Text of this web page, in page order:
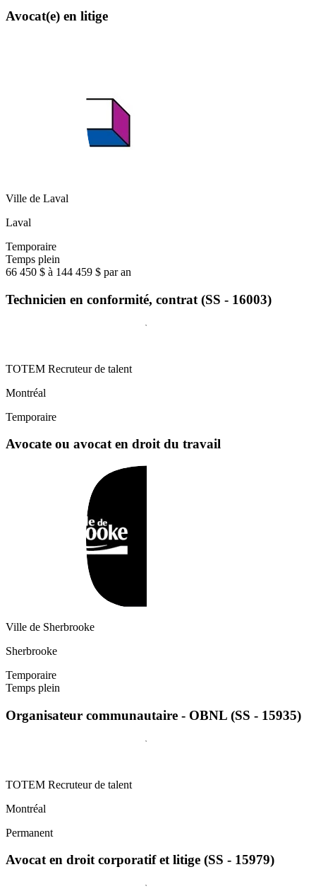
Avocat(e) en litige
Ville de Laval
Laval
Temporaire
Temps plein
66 450 $ à 144 459 $ par an
Technicien en conformité, contrat (SS - 16003)
TOTEM Recruteur de talent
Montréal
Temporaire
Avocate ou avocat en droit du travail
Ville de Sherbrooke
Sherbrooke
Temporaire
Temps plein
Organisateur communautaire - OBNL (SS - 15935)
TOTEM Recruteur de talent
Montréal
Permanent
Avocat en droit corporatif et litige (SS - 15979)